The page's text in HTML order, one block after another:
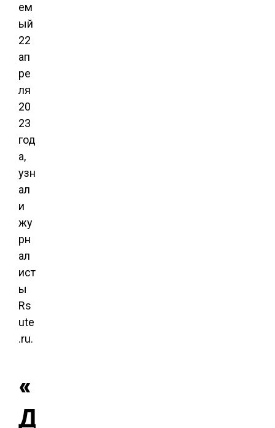
ем
ый
22
ап
ре
ля
20
23
год
а,
узн
ал
и
жу
рн
ал
ист
ы
Rs
ute
.ru.
«
Д